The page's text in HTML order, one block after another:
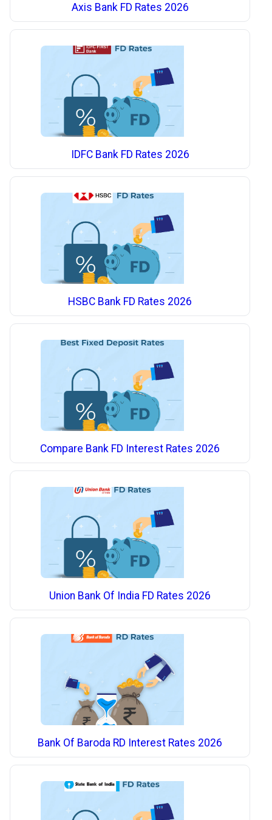
Axis Bank FD Rates 2026
IDFC Bank FD Rates 2026
HSBC Bank FD Rates 2026
Compare Bank FD Interest Rates 2026
Union Bank Of India FD Rates 2026
Bank Of Baroda RD Interest Rates 2026